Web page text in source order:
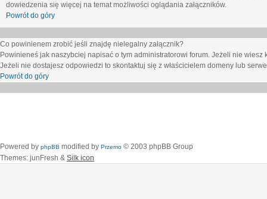
dowiedzenia się więcej na temat możliwości oglądania załączników.
Powrót do góry
Co powinienem zrobić jeśli znajdę nielegalny załącznik?
Powinieneś jak naszybciej napisać o tym administratorowi forum. Jeżeli nie
Jeżeli nie dostajesz odpowiedzi to skontaktuj się z właścicielem domeny lub
Powrót do góry
Powered by phpBB modified by Przemo © 2003 phpBB Group
Themes: junFresh & Silk icon